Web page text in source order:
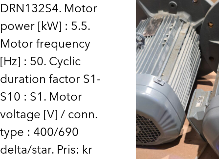
DRN132S4. Motor
power [kW] : 5.5.
Motor frequency
[Hz] : 50. Cyclic
duration factor S1-
S10 : S1. Motor
voltage [V] / conn.
type : 400/690
delta/star. Pris: kr